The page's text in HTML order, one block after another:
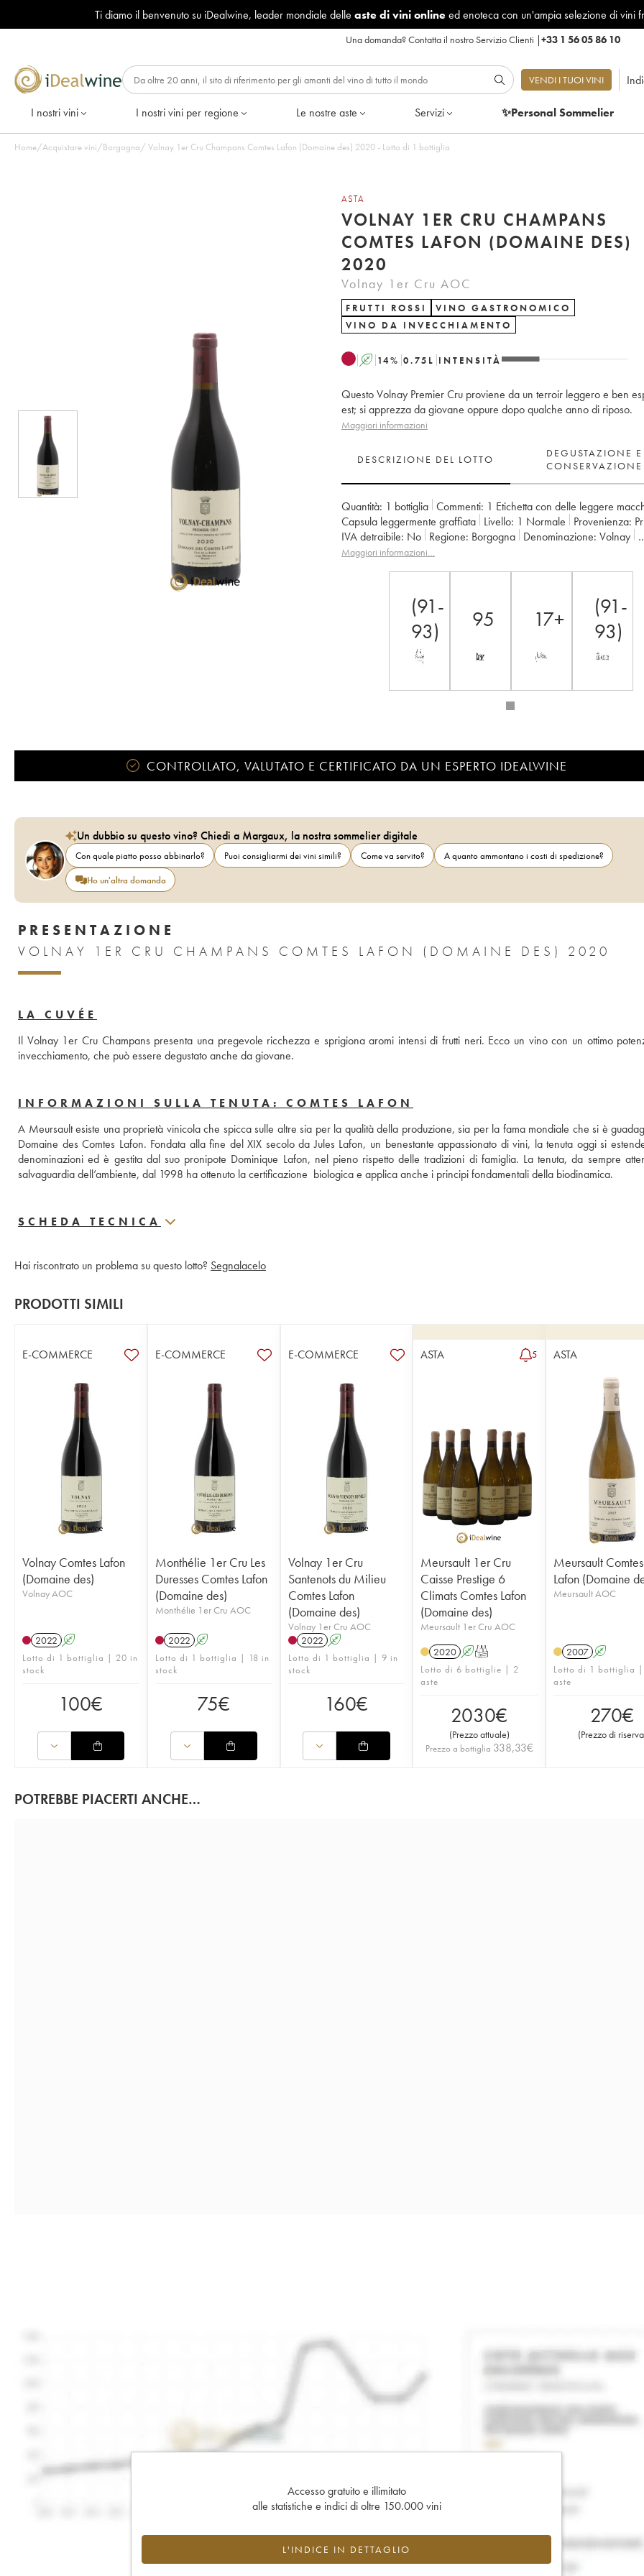
Ti diamo il benvenuto su iDealwine, leader mondiale delle aste di vini onlineed enoteca con un'ampia selezione di vini
Una domanda?Contatta il nostro Servizio Clienti |+33 1 56 05 86 10
VENDI I TUOI VINI
I nostri vini I nostri vini per regione Le nostre aste Servizi ✨Personal Sommelier
Home/Acquistare vini/Borgogna/ Volnay 1er Cru Champans Comtes Lafon (Domaine des) 2020 - Lotto di 1 bottiglia
ASTA
VOLNAY 1ER CRU CHAMPANS
COMTES LAFON (DOMAINE DES)
2020
Volnay 1er Cru AOC
FRUTTI ROSSI
VINO GASTRONOMICO
VINO DA INVECCHIAMENTO
A 14% 0.75 L INTENSITÀ
Questo Volnay Premier Cru proviene da un terroir leggero e ben
est; si apprezza da giovane oppure dopo qualche anno di riposo.
Maggiori informazioni
DESCRIZIONE DEL LOTTO
DEGUSTAZIONE E
CONSERVAZIONE
Quantità: 1 bottiglia Commenti: 1 Etichetta con delle leggere
Capsula leggermente graffiata Livello: 1 Normale Provenienza:
IVA detraibile:
no Regione: Borgogna Denominazione:
Volnay
Classificazione:
1er Cru
Maggiori informazioni…
(91-
93)
95 17+
(91-
93)
CONTROLLATO, VALUTATO E CERTIFICATO DA UN ESPERTO IDEALWINE
Un dubbio su questo vino? Chiedi a Margaux, la nostra sommelier digitale
Con quale piatto posso abbinarlo? Puoi consigliarmi dei vini simili? Come va servito?
A quanto ammontano i costi di spedizione?
Ho un'altra domanda
PRESENTAZIONE
VOLNAY 1ER CRU CHAMPANS COMTES LAFON (DOMAINE DES) 2020
LA CUVÉE
Il Volnay 1er Cru Champans presenta una pregevole ricchezza e sprigiona aromi intensi di frutti neri. Ecco un vino con un ottimo
invecchiamento, che può essere degustato anche da giovane.
INFORMAZIONI SULLA TENUTA: COMTES LAFON
A Meursault esiste una proprietà vinicola che spicca sulle altre sia per la qualità della produzione, sia per la fama mondiale che si è
Domaine des Comtes Lafon. Fondata alla fine del XIX secolo da Jules Lafon, un benestante appassionato di vini, la tenuta oggi si
denominazioni ed è gestita dal suo pronipote Dominique Lafon, nel pieno rispetto delle tradizioni di famiglia. La tenuta, da sempre
salvaguardia dell’ambiente, dal 1998 ha ottenuto la certificazione  biologica e applica anche i principi fondamentali della biodinamica.
SCHEDA TECNICA
Hai riscontrato un problema su questo lotto? Segnalacelo
PRODOTTI SIMILI
E-COMMERCE
Volnay Comtes Lafon
(Domaine des)
Volnay AOC
2022 A
Lotto di 1 bottiglia | 20 in
stock
100€
E-COMMERCE
Monthélie 1er Cru Les
Duresses Comtes Lafon
(Domaine des)
Monthélie 1er Cru AOC
2022 A
Lotto di 1 bottiglia | 18 in
stock
75€
E-COMMERCE
Volnay 1er Cru
Santenots du Milieu
Comtes Lafon
(Domaine des)
Volnay 1er Cru AOC
2022 A
Lotto di 1 bottiglia | 9 in
stock
160€
ASTA 5
Meursault 1er Cru
Caisse Prestige 6
Climats Comtes Lafon
(Domaine des)
Meursault 1er Cru AOC
2020 AT
Lotto di 6 bottiglie | 2
aste
2030€
(Prezzo attuale)
Prezzo a bottiglia 338,33€
ASTA
Meursault Comtes
Lafon (Domaine
Meursault AOC
2007 A
Lotto di 1 bottiglia
aste
270€
(Prezzo di riserva
POTREBBE PIACERTI ANCHE…
Accesso gratuito e illimitato
alle statistiche e indici di oltre 150.000 vini
L'INDICE IN DETTAGLIO